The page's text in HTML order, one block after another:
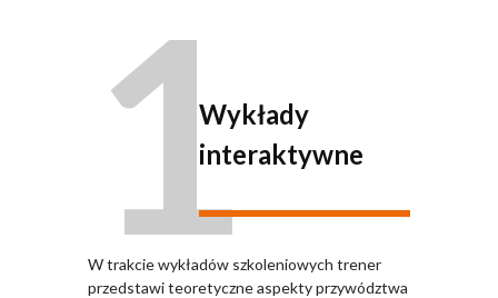
1Wykłady
interaktywne
W trakcie wykładów szkoleniowych trener
przedstawi teoretyczne aspekty przywództwa